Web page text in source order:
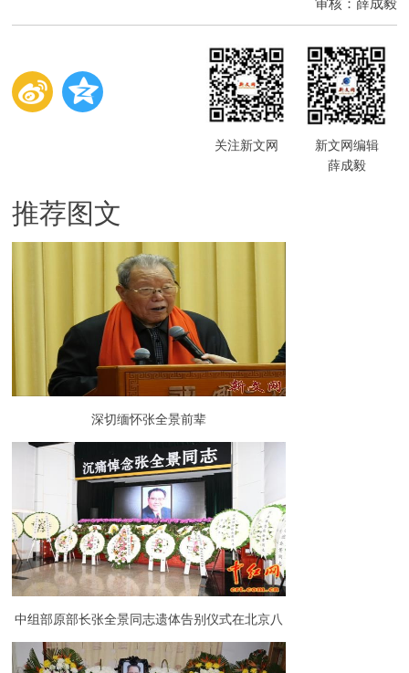
关注新文网
新文网编辑
薛成毅
推荐图文
深切缅怀张全景前辈
中组部原部长张全景同志遗体告别仪式在北京八
宝山举行